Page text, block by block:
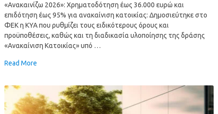
«Ανακαινίζω 2026»: Χρηματοδότηση έως 36.000 ευρώ και
επιδότηση έως 95% για ανακαίνιση κατοικίας: Δημοσιεύτηκε στο
ΦΕΚ η ΚΥΑ που ρυθμίζει τους ειδικότερους όρους και
προϋποθέσεις, καθώς και τη διαδικασία υλοποίησης της δράσης
«Ανακαίνιση Κατοικίας» υπό …
Read More